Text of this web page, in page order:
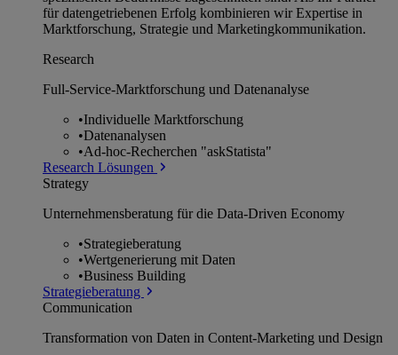
für datengetriebenen Erfolg kombinieren wir Expertise in
Marktforschung, Strategie und Marketingkommunikation.
Research
Full-Service-Marktforschung und Datenanalyse
•Individuelle Marktforschung
•Datenanalysen
•Ad-hoc-Recherchen "askStatista"
Research Lösungen
Strategy
Unternehmens­beratung für die Data-Driven Economy
•Strategieberatung
•Wertgenerierung mit Daten
•Business Building
Strategieberatung
Communication
Transformation von Daten in Content-Marketing und Design